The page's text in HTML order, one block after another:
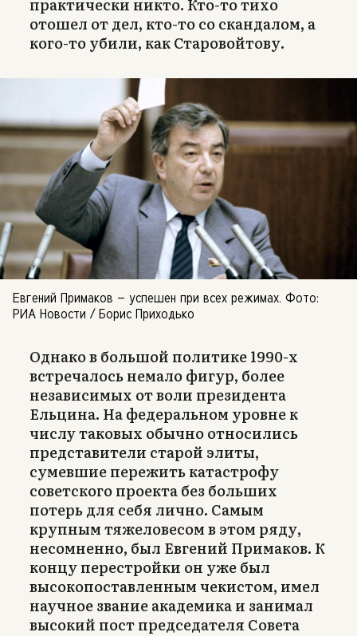
отошел от дел, кто-то со скандалом, а
кого-то убили, как Старовойтову.
Евгений Примаков — успешен при всех режимах. Фото:
РИА Новости / Борис Приходько
Однако в большой политике 1990-х
встречалось немало фигур, более
независимых от воли президента
Ельцина. На федеральном уровне к
числу таковых обычно относились
представители старой элиты,
сумевшие пережить катастрофу
советского проекта без больших
потерь для себя лично. Самым
крупным тяжеловесом в этом ряду,
несомненно, был Евгений Примаков. К
концу перестройки он уже был
высокопоставленным чекистом, имел
научное звание академика и занимал
высокий пост председателя Совета